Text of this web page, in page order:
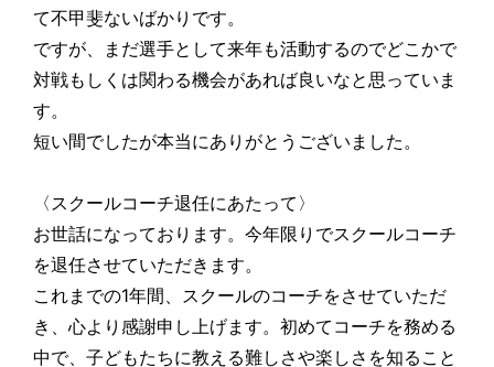
て不甲斐ないばかりです。
ですが、まだ選手として来年も活動するのでどこかで
対戦もしくは関わる機会があれば良いなと思っていま
す。
短い間でしたが本当にありがとうございました。
〈スクールコーチ退任にあたって〉
お世話になっております。今年限りでスクールコーチ
を退任させていただきます。
これまでの1年間、スクールのコーチをさせていただ
き、心より感謝申し上げます。初めてコーチを務める
中で、子どもたちに教える難しさや楽しさを知ること